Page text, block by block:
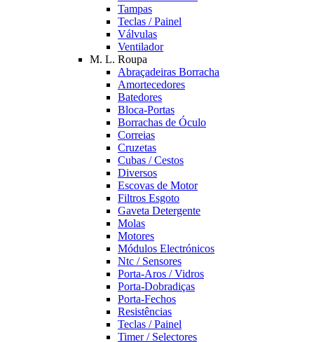
Tampas
Teclas / Painel
Válvulas
Ventilador
M. L. Roupa
Abraçadeiras Borracha
Amortecedores
Batedores
Bloca-Portas
Borrachas de Óculo
Correias
Cruzetas
Cubas / Cestos
Diversos
Escovas de Motor
Filtros Esgoto
Gaveta Detergente
Molas
Motores
Módulos Electrónicos
Ntc / Sensores
Porta-Aros / Vidros
Porta-Dobradiças
Porta-Fechos
Resistências
Teclas / Painel
Timer / Selectores